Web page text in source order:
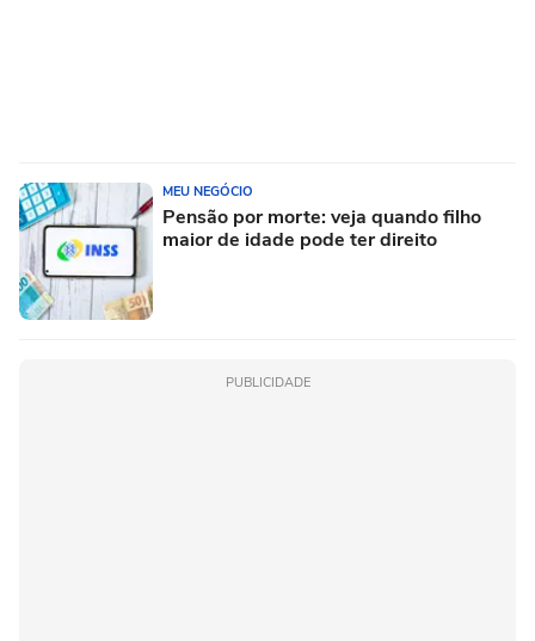
MEU NEGÓCIO
Pensão por morte: veja quando filho
maior de idade pode ter direito
PUBLICIDADE